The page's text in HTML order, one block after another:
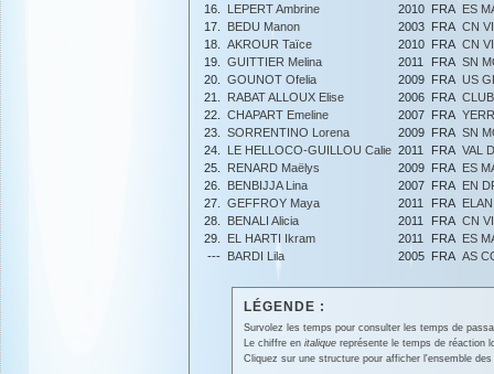
16.
LEPERT Ambrine 2010 FRA ES
17.
BEDU Manon 2003 FRA CN
18.
AKROUR Taïce 2010 FRA CN
19.
GUITTIER Melina 2011 FRA SN
20.
GOUNOT Ofelia 2009 FRA US
21.
RABAT ALLOUX Elise 2006 FRA
22.
CHAPART Emeline 2007 FRA
23.
SORRENTINO Lorena 2009 FRA SN
24.
LE HELLOCO-GUILLOU Calie 2011 FRA VAL
25.
RENARD Maëlys 2009 FRA ES
26.
BENBIJJA Lina 2007 FRA EN
27.
GEFFROY Maya 2011 FRA
28.
BENALI Alicia 2011 FRA CN
29.
EL HARTI Ikram 2011 FRA ES
--- BARDI Lila 2005 FRA AS
LÉGENDE :
Survolez les temps pour consulter les temps de
Le chiffre en italiquereprésente le temps de réaction
Cliquez sur une structure pour afficher l'ensemble